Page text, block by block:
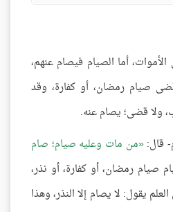
أما الصيام فيصام عنهم،
صيام رمضان، أو كفارة، وقد
ولا قضى؛ يصام عنه.
قال: من مات وعليه صيام؛ صام
صيام رمضان، أو كفارة، أو نذر،
يقول: لا يصام إلا النذر، وهذا